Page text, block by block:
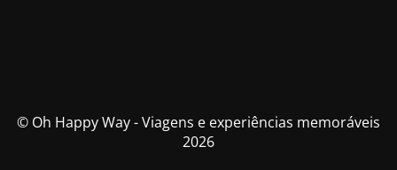
© Oh Happy Way - Viagens e experiências memoráveis
2026